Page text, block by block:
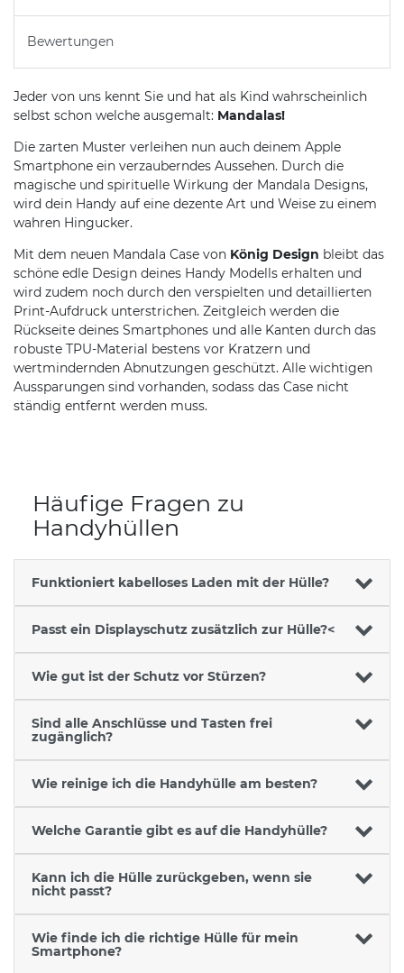
Bewertungen
Jeder von uns kennt Sie und hat als Kind wahrscheinlich
selbst schon welche ausgemalt: Mandalas!
Die zarten Muster verleihen nun auch deinem Apple
Smartphone ein verzauberndes Aussehen. Durch die
magische und spirituelle Wirkung der Mandala Designs,
wird dein Handy auf eine dezente Art und Weise zu einem
wahren Hingucker.
Mit dem neuen Mandala Case von König Design bleibt das
schöne edle Design deines Handy Modells erhalten und
wird zudem noch durch den verspielten und detaillierten
Print-Aufdruck unterstrichen. Zeitgleich werden die
Rückseite deines Smartphones und alle Kanten durch das
robuste TPU-Material bestens vor Kratzern und
wertmindernden Abnutzungen geschützt. Alle wichtigen
Aussparungen sind vorhanden, sodass das Case nicht
ständig entfernt werden muss.
Häufige Fragen zu
Handyhüllen
Funktioniert kabelloses Laden mit der Hülle?
Passt ein Displayschutz zusätzlich zur Hülle?<
Wie gut ist der Schutz vor Stürzen?
Sind alle Anschlüsse und Tasten frei
zugänglich?
Wie reinige ich die Handyhülle am besten?
Welche Garantie gibt es auf die Handyhülle?
Kann ich die Hülle zurückgeben, wenn sie
nicht passt?
Wie finde ich die richtige Hülle für mein
Smartphone?